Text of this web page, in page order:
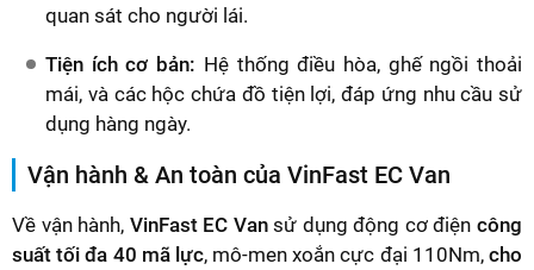
quan sát cho người lái.
Tiện ích cơ bản: Hệ thống điều hòa, ghế ngồi thoải
mái, và các hộc chứa đồ tiện lợi, đáp ứng nhu cầu sử
dụng hàng ngày.
Vận hành & An toàn của VinFast EC Van
Về vận hành, VinFast EC Vansử dụng động cơ điệncông
suất tối đa 40 mã lực, mô-men xoắn cực đại 110Nm,cho